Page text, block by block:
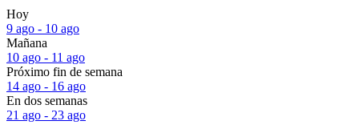
Hoy
9 ago - 10 ago
Mañana
10 ago - 11 ago
Próximo fin de semana
14 ago - 16 ago
En dos semanas
21 ago - 23 ago